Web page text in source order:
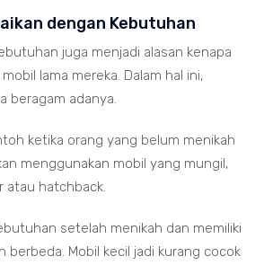
dengan Kebutuhan
juga menjadi alasan kenapa
lama mereka. Dalam hal ini,
beragam adanya.
ketika orang yang belum menikah
menggunakan mobil yang mungil,
atau hatchback.
setelah menikah dan memiliki
berbeda. Mobil kecil jadi kurang cocok